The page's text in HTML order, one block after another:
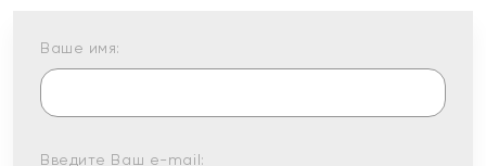
Ваше имя:
Введите Ваш e-mail: